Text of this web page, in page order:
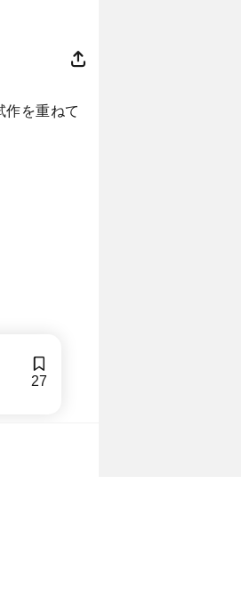
作を重ねて
27